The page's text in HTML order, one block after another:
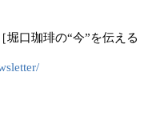
堀口珈琲の“今”を伝える